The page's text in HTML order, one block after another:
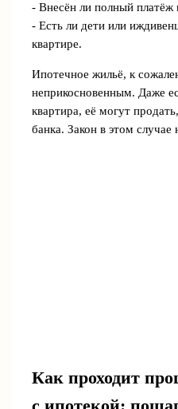
- Внесён ли полный платёж
- Есть ли дети или
квартире.
Ипотечное жильё, к
неприкосновенным. Даже
квартира, её могут
банка. Закон в этом случае
Как проходит